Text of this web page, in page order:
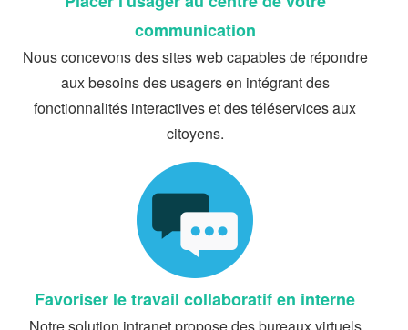
communication
Nous concevons des sites web capables de répondre
aux besoins des usagers en intégrant des
fonctionnalités interactives et des téléservices aux
citoyens.
Favoriser le travail collaboratif en interne